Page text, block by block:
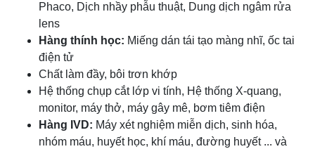
Phaco, Dịch nhầy phẫu thuật, Dung dịch ngâm rửa
lens
Hàng thính học: Miếng dán tái tạo màng nhĩ, ốc tai
điện tử
Chất làm đầy, bôi trơn khớp
Hệ thống chụp cắt lớp vi tính, Hệ thống X-quang,
monitor, máy thở, máy gây mê, bơm tiêm điện
Hàng IVD: Máy xét nghiệm miễn dịch, sinh hóa,
nhóm máu, huyết học, khí máu, đường huyết ... và